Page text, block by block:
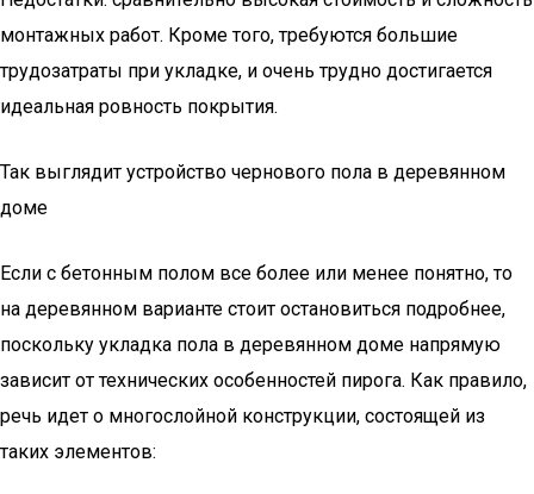
монтажных работ. Кроме того, требуются большие
трудозатраты при укладке, и очень трудно достигается
идеальная ровность покрытия.
Так выглядит устройство чернового пола в деревянном
доме
Если с бетонным полом все более или менее понятно, то
на деревянном варианте стоит остановиться подробнее,
поскольку укладка пола в деревянном доме напрямую
зависит от технических особенностей пирога. Как правило,
речь идет о многослойной конструкции, состоящей из
таких элементов: